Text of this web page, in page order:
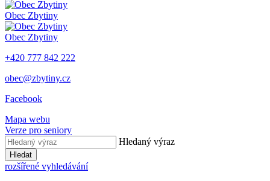
Obec Zbytiny
Obec Zbytiny
+420 777 842 222
obec@zbytiny.cz
Facebook
Mapa webu
Verze pro seniory
Hledaný výraz
Hledat
rozšířené vyhledávání